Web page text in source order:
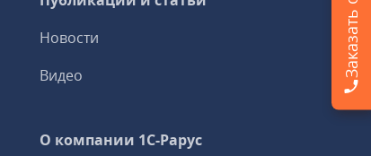
Новости
Видео
О компании 1C-Рарус